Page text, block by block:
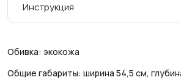
Инструкция
Обивка: экокожа
Общие габариты: ширина 54,5 см,